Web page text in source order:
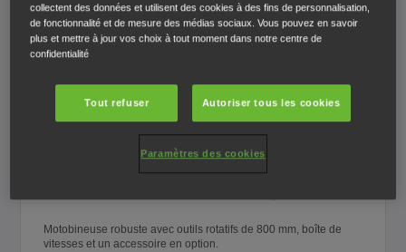
Sélectionnez une motobineuse pour afficher les spécifications
techniques.
FG 320
Motobineuse robuste avec outils rotatifs de 800 mm, boîte de
vitesses et un accessoire en option.
collectent des données et utilisent des cookies à des fins de personnalisation,
de fonctionnalité et de mesure des médias sociaux. Vous pouvez en savoir
plus et mettre à jour vos choix à tout moment dans notre centre de
confidentialité
Tout refuser Autoriser tous les cookies
Paramètres des cookies